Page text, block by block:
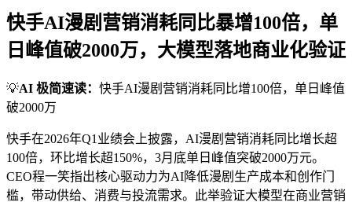
快手AI漫剧营销消耗同比暴增100倍，单
日峰值破2000万，大模型落地商业化验证
💡AI 极简速读： 快手AI漫剧营销消耗同比增100倍，单日峰值
破2000万
快手在2026年Q1业绩会上披露，AI漫剧营销消耗同比增长超
100倍，环比增长超150%，3月底单日峰值突破2000万元。
CEO程一笑指出核心驱动力为AI降低漫剧生产成本和创作门
槛，带动供给、消费与投流需求。此举验证大模型在商业营销